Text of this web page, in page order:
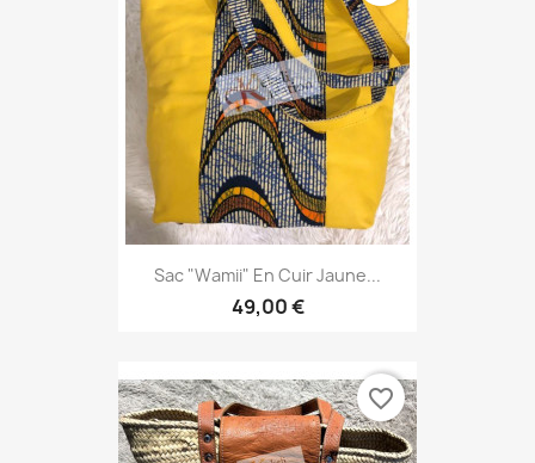
Sac "Wamii" En Cuir Jaune...
49,00 €
favorite_border